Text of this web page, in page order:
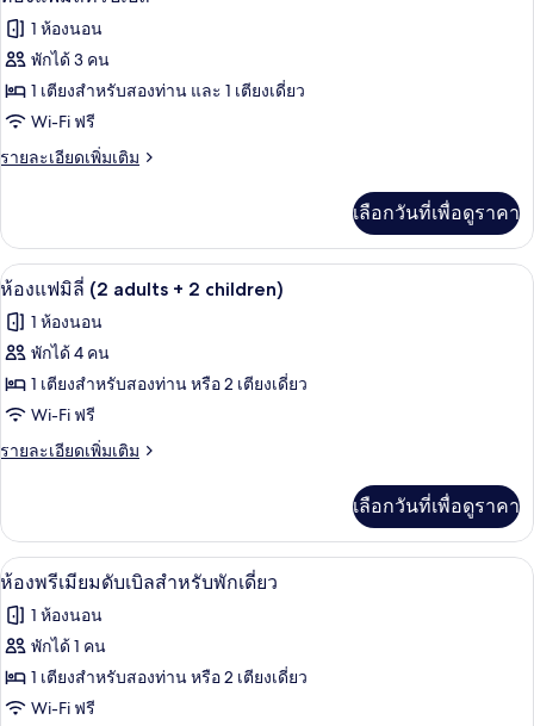
พัก
เดี่ยว,
วิว
ทะเล
พี
เรียดั
สำหรับ
พัก
วิว
ภาพถ่าย
ทั้งหมด
ของ
ห้อง
แฟ
ลี่
ทริปเปิล
1 ห้องนอน
พักได้ 3 คน
1 เตียงสำหรับสองท่าน และ 1 เตียงเดี่ยว
Wi-Fi ฟรี
รายละเอียดเพิ่มเติม
ราย
เกี่ยว
กับ
ห้อง
มิ
ลี่
ทริปเปิล
เลือกวันที่เพื่อดูราคา
เปิด
ภาพถ่าย
ทั้งหมด
ของ
ห้อง
แฟ
ลี่
(2
adults
+
2
children)
โต๊ะทำงาน, ผ้าม่านกันแสง, เปล/เตียง
1
ห้องแฟมิลี่ (2 adults + 2 children)
1 ห้องนอน
พักได้ 4 คน
1 เตียงสำหรับสองท่าน หรือ 2 เตียงเดี่ยว
Wi-Fi ฟรี
รายละเอียดเพิ่มเติม
ราย
เกี่ยว
กับ
ห้อง
มิ
ลี่
adults
+
เลือกวันที่เพื่อดูราคา
เปิด
ภาพถ่าย
ทั้งหมด
ของ
ห้อง
โต๊ะทำงาน, ผ้าม่านกันแสง, เปล/เตียง
1
ห้องพรีเมียมดับเบิลสำหรับพักเดี่ยว
1 ห้องนอน
พักได้ 1 คน
1 เตียงสำหรับสองท่าน หรือ 2 เตียงเดี่ยว
Wi-Fi ฟรี